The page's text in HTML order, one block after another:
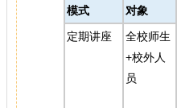
模式 对象
定期讲座
全校师生
+校外人
员